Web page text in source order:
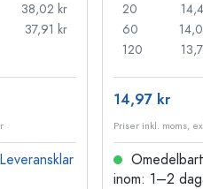
38,02 kr
37,91 kr
Leveransklar
20
60
120
14,97 kr
Priser inkl. moms,
inom: 1–2